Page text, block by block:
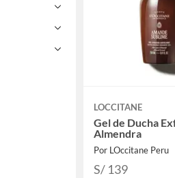
LOCCITANE
Gel de Ducha
Almendra
Por LOccitane Peru
S/ 139